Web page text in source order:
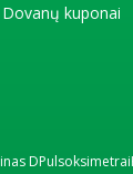
Dovanų kuponai
DPulsoksimetrai